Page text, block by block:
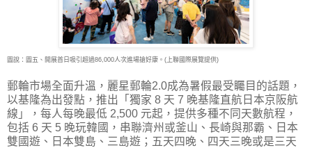
圖說：圖五、開展首日吸引超過86,000人次進場搶好康。(上聯國際展覽提供)
郵輪市場全面升溫，麗星郵輪2.0成為暑假最受矚目的話題，
以基隆為出發點，推出「獨家 8 天 7 晚基隆直航日本京阪航
線」，每人每晚最低 2,500 元起，提供多種不同天數航程，
包括 6 天 5 晚玩韓國，串聯濟州或釜山、長崎與那霸、日本
雙國遊、日本雙島、三島遊；五天四晚、四天三晚或是三天